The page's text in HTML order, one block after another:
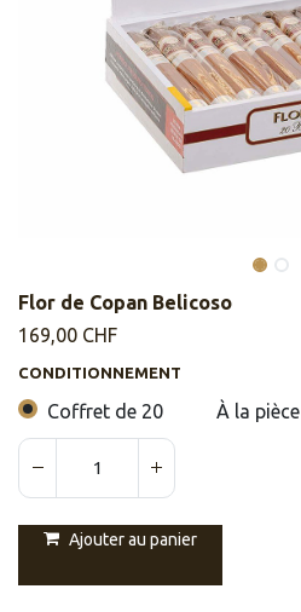
Flor de Copan Belicoso
169,00 CHF
CONDITIONNEMENT
Coffret de 20 À la pièce
Ajouter au panier